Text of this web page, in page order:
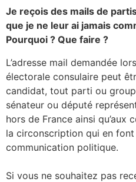
Je reçois des mails de
que je ne leur ai jamais
Pourquoi ? Que faire ?
L’adresse mail demandée
électorale consulaire peut
candidat, tout parti ou
sénateur ou député
hors de France ainsi qu’aux
la circonscription qui en
communication politique.
Si vous ne souhaitez pas